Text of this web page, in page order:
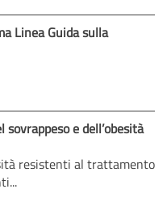
Linea Guida sulla
sovrappeso e dell’obesità
resistenti al trattamento